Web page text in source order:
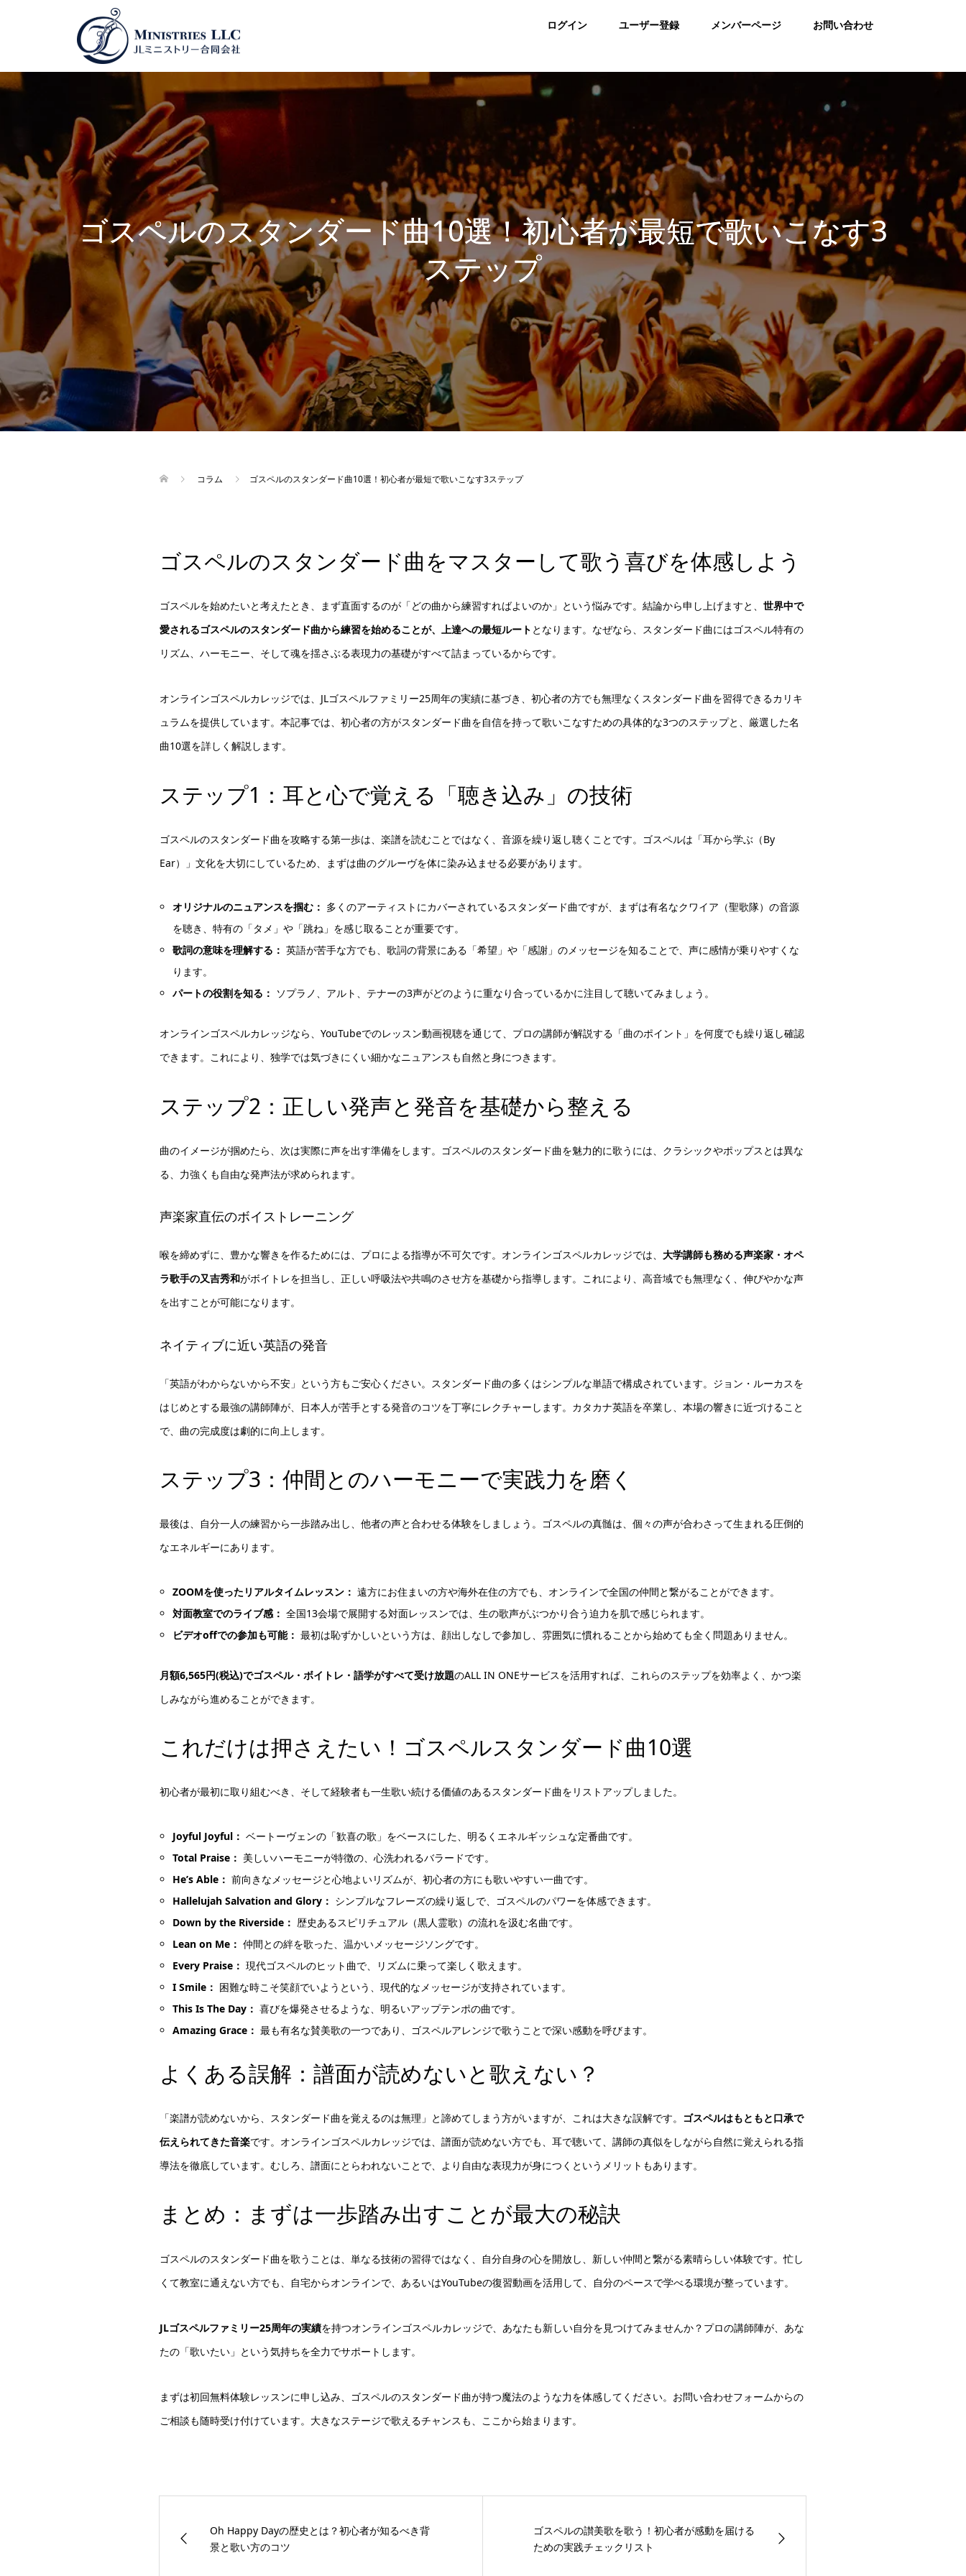
ログイン ユーザー登録 メンバーページ お問い合わせ
ゴスペルのスタンダード曲10選！初心者が最短で歌いこなす3
ステップ
コラム ゴスペルのスタンダード曲10選！初心者が最短で歌いこなす3ステップ
ゴスペルのスタンダード曲をマスターして歌う喜びを体感しよう
ゴスペルを始めたいと考えたとき、まず直面するのが「どの曲から練習すればよいのか」という悩みです。結論から申し上げますと、 世界中で
愛されるゴスペルのスタンダード曲から練習を始めることが、上達への最短ルート となります。なぜなら、スタンダード曲にはゴスペル特有の
リズム、ハーモニー、そして魂を揺さぶる表現力の基礎がすべて詰まっているからです。
オンラインゴスペルカレッジでは、JLゴスペルファミリー25周年の実績に基づき、初心者の方でも無理なくスタンダード曲を習得できるカリキ
ュラムを提供しています。本記事では、初心者の方がスタンダード曲を自信を持って歌いこなすための具体的な3つのステップと、厳選した名
曲10選を詳しく解説します。
ステップ1：耳と心で覚える「聴き込み」の技術
ゴスペルのスタンダード曲を攻略する第一歩は、楽譜を読むことではなく、音源を繰り返し聴くことです。ゴスペルは「耳から学ぶ（By
Ear）」文化を大切にしているため、まずは曲のグルーヴを体に染み込ませる必要があります。
オリジナルのニュアンスを掴む： 多くのアーティストにカバーされているスタンダード曲ですが、まずは有名なクワイア（聖歌隊）の音源
を聴き、特有の「タメ」や「跳ね」を感じ取ることが重要です。
歌詞の意味を理解する： 英語が苦手な方でも、歌詞の背景にある「希望」や「感謝」のメッセージを知ることで、声に感情が乗りやすくな
ります。
パートの役割を知る： ソプラノ、アルト、テナーの3声がどのように重なり合っているかに注目して聴いてみましょう。
オンラインゴスペルカレッジなら、YouTubeでのレッスン動画視聴を通じて、プロの講師が解説する「曲のポイント」を何度でも繰り返し確認
できます。これにより、独学では気づきにくい細かなニュアンスも自然と身につきます。
ステップ2：正しい発声と発音を基礎から整える
曲のイメージが掴めたら、次は実際に声を出す準備をします。ゴスペルのスタンダード曲を魅力的に歌うには、クラシックやポップスとは異な
る、力強くも自由な発声法が求められます。
声楽家直伝のボイストレーニング
喉を締めずに、豊かな響きを作るためには、プロによる指導が不可欠です。オンラインゴスペルカレッジでは、 大学講師も務める声楽家・オペ
ラ歌手の又吉秀和がボイトレを担当し、正しい呼吸法や共鳴のさせ方を基礎から指導します。これにより、高音域でも無理なく、伸びやかな声
を出すことが可能になります。
ネイティブに近い英語の発音
「英語がわからないから不安」という方もご安心ください。スタンダード曲の多くはシンプルな単語で構成されています。ジョン・ルーカスを
はじめとする最強の講師陣が、日本人が苦手とする発音のコツを丁寧にレクチャーします。カタカナ英語を卒業し、本場の響きに近づけること
で、曲の完成度は劇的に向上します。
ステップ3：仲間とのハーモニーで実践力を磨く
最後は、自分一人の練習から一歩踏み出し、他者の声と合わせる体験をしましょう。ゴスペルの真髄は、個々の声が合わさって生まれる圧倒的
なエネルギーにあります。
ZOOMを使ったリアルタイムレッスン： 遠方にお住まいの方や海外在住の方でも、オンラインで全国の仲間と繋がることができます。
対面教室でのライブ感： 全国13会場で展開する対面レッスンでは、生の歌声がぶつかり合う迫力を肌で感じられます。
ビデオoffでの参加も可能： 最初は恥ずかしいという方は、顔出しなしで参加し、雰囲気に慣れることから始めても全く問題ありません。
月額6,565円(税込)でゴスペル・ボイトレ・語学がすべて受け放題のALL IN ONEサービスを活用すれば、これらのステップを効率よく、かつ楽
しみながら進めることができます。
これだけは押さえたい！ゴスペルスタンダード曲10選
初心者が最初に取り組むべき、そして経験者も一生歌い続ける価値のあるスタンダード曲をリストアップしました。
Joyful Joyful： ベートーヴェンの「歓喜の歌」をベースにした、明るくエネルギッシュな定番曲です。
Total Praise： 美しいハーモニーが特徴の、心洗われるバラードです。
He’s Able： 前向きなメッセージと心地よいリズムが、初心者の方にも歌いやすい一曲です。
Hallelujah Salvation and Glory： シンプルなフレーズの繰り返しで、ゴスペルのパワーを体感できます。
Down by the Riverside： 歴史あるスピリチュアル（黒人霊歌）の流れを汲む名曲です。
Lean on Me： 仲間との絆を歌った、温かいメッセージソングです。
Every Praise： 現代ゴスペルのヒット曲で、リズムに乗って楽しく歌えます。
I Smile： 困難な時こそ笑顔でいようという、現代的なメッセージが支持されています。
This Is The Day： 喜びを爆発させるような、明るいアップテンポの曲です。
Amazing Grace： 最も有名な賛美歌の一つであり、ゴスペルアレンジで歌うことで深い感動を呼びます。
よくある誤解：譜面が読めないと歌えない？
「楽譜が読めないから、スタンダード曲を覚えるのは無理」と諦めてしまう方がいますが、これは大きな誤解です。 ゴスペルはもともと口承で
伝えられてきた音楽です。オンラインゴスペルカレッジでは、譜面が読めない方でも、耳で聴いて、講師の真似をしながら自然に覚えられる指
導法を徹底しています。むしろ、譜面にとらわれないことで、より自由な表現力が身につくというメリットもあります。
まとめ：まずは一歩踏み出すことが最大の秘訣
ゴスペルのスタンダード曲を歌うことは、単なる技術の習得ではなく、自分自身の心を開放し、新しい仲間と繋がる素晴らしい体験です。忙し
くて教室に通えない方でも、自宅からオンラインで、あるいはYouTubeの復習動画を活用して、自分のペースで学べる環境が整っています。
JLゴスペルファミリー25周年の実績を持つオンラインゴスペルカレッジで、あなたも新しい自分を見つけてみませんか？プロの講師陣が、あな
たの「歌いたい」という気持ちを全力でサポートします。
まずは初回無料体験レッスンに申し込み、ゴスペルのスタンダード曲が持つ魔法のような力を体感してください。お問い合わせフォームからの
ご相談も随時受け付けています。大きなステージで歌えるチャンスも、ここから始まります。
Oh Happy Dayの歴史とは？初心者が知るべき背
景と歌い方のコツ
ゴスペルの讃美歌を歌う！初心者が感動を届ける
ための実践チェックリスト